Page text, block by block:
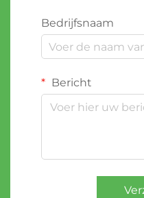
Bedrijfsnaam
Bericht